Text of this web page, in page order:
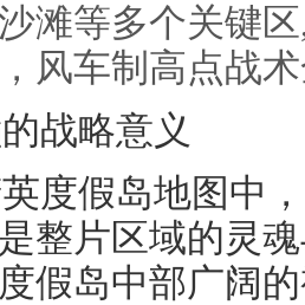
滩等多个关键
风车制高点战
战略意义
度假岛地图中
整片区域的灵
假岛中部广阔